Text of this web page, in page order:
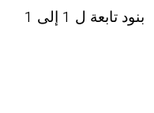
بنود تابعة ل 1 إلى 1